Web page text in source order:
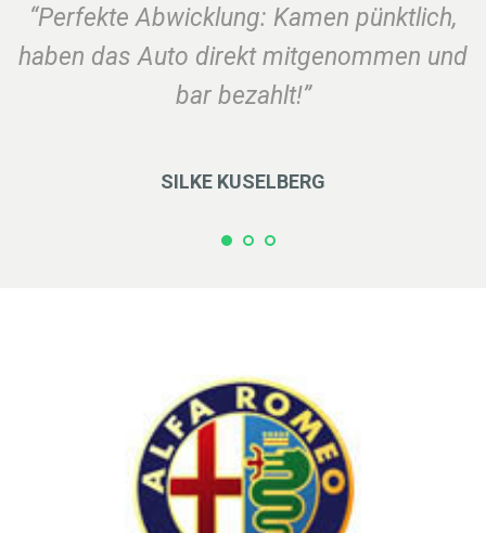
“Perfekte Abwicklung: Kamen pünktlich,
haben das Auto direkt mitgenommen und
bar bezahlt!”
SILKE KUSELBERG